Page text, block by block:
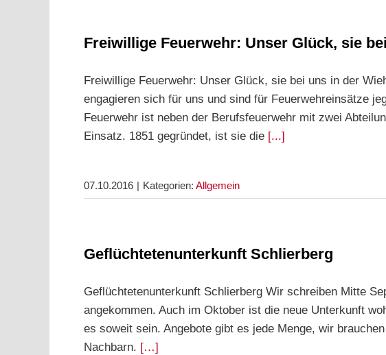
Freiwillige Feuerwehr: Unser Glück, sie
Freiwillige Feuerwehr: Unser Glück, sie bei uns in der
engagieren sich für uns und sind für Feuerwehreinsätze
Feuerwehr ist neben der Berufsfeuerwehr mit zwei
Einsatz. 1851 gegründet, ist sie die [...]
07.10.2016 | Kategorien: Allgemein
Geflüchtetenunterkunft Schlierberg
Geflüchtetenunterkunft Schlierberg Wir schreiben Mitte
angekommen. Auch im Oktober ist die neue Unterkunft
es soweit sein. Angebote gibt es jede Menge, wir
Nachbarn. […]